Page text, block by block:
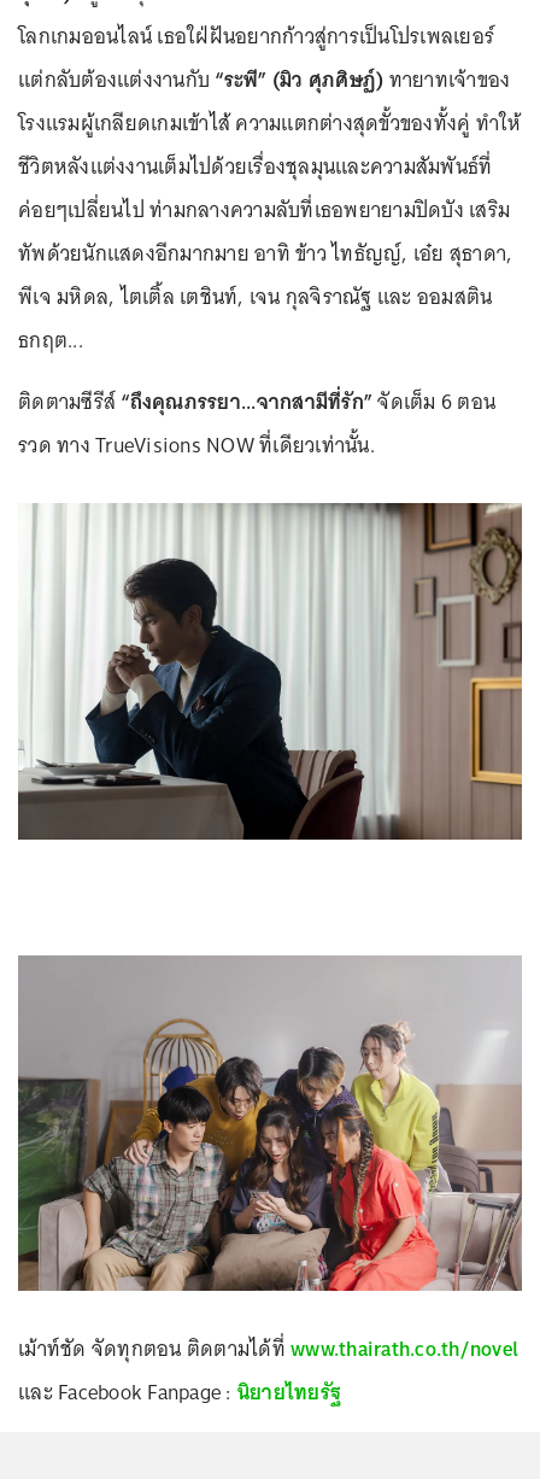
โลกเกมออนไลน์ เธอใฝ่ฝันอยากก้าวสู่การเป็นโปรเพลเยอร์
แต่กลับต้องแต่งงานกับ “ระพี” (มิว ศุภศิษฏ์)ทายาทเจ้าของ
โรงแรมผู้เกลียดเกมเข้าไส้ ความแตกต่างสุดขั้วของทั้งคู่ ทำให้
ชีวิตหลังแต่งงานเต็มไปด้วยเรื่องชุลมุนและความสัมพันธ์ที่
ค่อยๆเปลี่ยนไป ท่ามกลางความลับที่เธอพยายามปิดบัง เสริม
ทัพด้วยนักแสดงอีกมากมาย อาทิ ข้าว ไทธัญญ์, เอ๋ย สุธาดา,
พีเจ มหิดล, ไตเติ้ล เตชินท์, เจน กุลจิราณัฐ และ ออมสติน
ธกฤต...
ติดตามซีรีส์“ถึงคุณภรรยา...จากสามีที่รัก”จัดเต็ม 6 ตอน
รวด ทาง TrueVisions NOW ที่เดียวเท่านั้น.
เม้าท์ชัด จัดทุกตอน ติดตามได้ที่www.thairath.co.th/novel
และ Facebook Fanpage : นิยายไทยรัฐ